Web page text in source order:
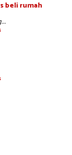
beli rumah